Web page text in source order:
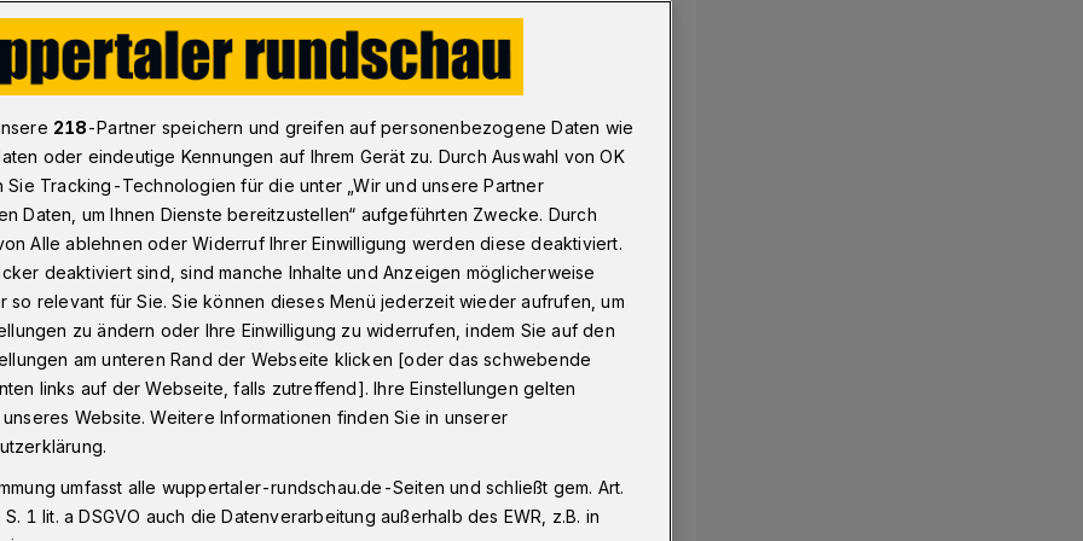
El Hajjaj ist neuer Trainer des FSV Vohwinkel
ist neuer FSV-
FSV Vohwinkel hat am Montag
von Samir El Hajjaj als neuen
Der 41-Jährige wird Nachfolger von
FSV im Dezember getrennt hatte.
218-Partner speichern und greifen auf personenbezogene Daten wie
oder eindeutige Kennungen auf Ihrem Gerät zu. Durch Auswahl von OK
Sie Tracking-Technologien für die unter „Wir und unsere Partner
Daten, um Ihnen Dienste bereitzustellen“ aufgeführten Zwecke. Durch
Alle ablehnen oder Widerruf Ihrer Einwilligung werden diese deaktiviert.
deaktiviert sind, sind manche Inhalte und Anzeigen möglicherweise
so relevant für Sie. Sie können dieses Menü jederzeit wieder aufrufen, um
zu ändern oder Ihre Einwilligung zu widerrufen, indem Sie auf den
am unteren Rand der Webseite klicken [oder das schwebende
links auf der Webseite, falls zutreffend]. Ihre Einstellungen gelten
Website. Weitere Informationen finden Sie in unserer
umfasst alle wuppertaler-rundschau.de-Seiten und schließt gem. Art.
1 lit. a DSGVO auch die Datenverarbeitung außerhalb des EWR, z.B. in